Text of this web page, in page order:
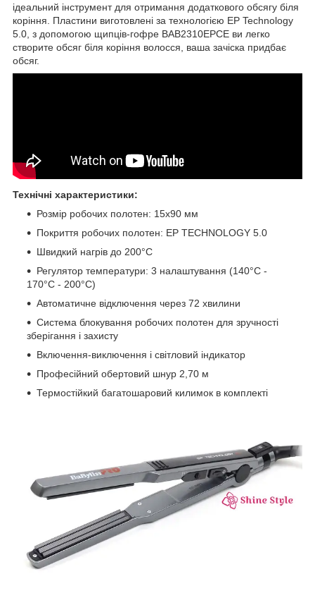
ідеальний інструмент для отримання додаткового обсягу біля
коріння. Пластини виготовлені за технологією EP Technology
5.0, з допомогою щипців-гофре BAB2310EPCE ви легко
створите обсяг біля коріння волосся, ваша зачіска придбає
обсяг.
Технічні характеристики:
Розмір робочих полотен: 15x90 мм
Покриття робочих полотен: EP TECHNOLOGY 5.0
Швидкий нагрів до 200°C
Регулятор температури: 3 налаштування (140°C -
170°C - 200°C)
Автоматичне відключення через 72 хвилини
Система блокування робочих полотен для зручності
зберігання і захисту
Включення-виключення і світловий індикатор
Професійний обертовий шнур 2,70 м
Термостійкий багатошаровий килимок в комплекті